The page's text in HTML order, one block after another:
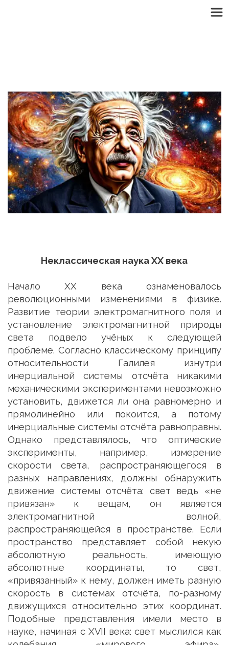
Неклассическая наука XX века
Начало XX века ознаменовалось
революционными изменениями в физике.
Развитие теории электромагнитного поля и
установление электромагнитной природы
света подвело учёных к следующей
проблеме. Согласно классическому принципу
относительности Галилея изнутри
инерциальной системы отсчёта никакими
механическими экспериментами невозможно
установить, движется ли она равномерно и
прямолинейно или покоится, а потому
инерциальные системы отсчёта равноправны.
Однако представлялось, что оптические
эксперименты, например, измерение
скорости света, распространяющегося в
разных направлениях, должны обнаружить
движение системы отсчёта: свет ведь «не
привязан» к вещам, он является
электромагнитной волной,
распространяющейся в пространстве. Если
пространство представляет собой некую
абсолютную реальность, имеющую
абсолютные координаты, то свет,
«привязанный» к нему, должен иметь разную
скорость в системах отсчёта, по-разному
движущихся относительно этих координат.
Подобные представления имели место в
науке, начиная с XVII века: свет мыслился как